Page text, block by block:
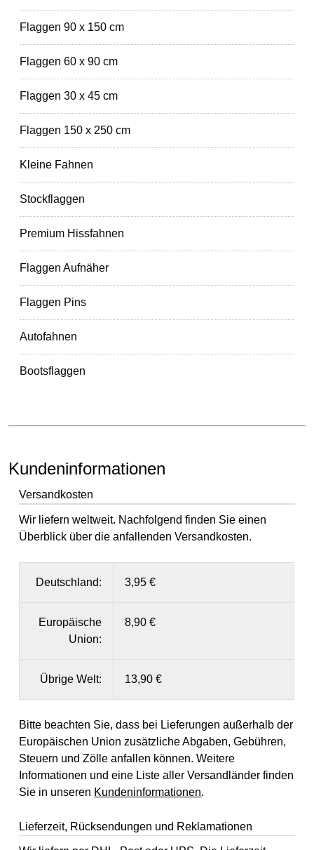
Flaggen 90 x 150 cm
Flaggen 60 x 90 cm
Flaggen 30 x 45 cm
Flaggen 150 x 250 cm
Kleine Fahnen
Stockflaggen
Premium Hissfahnen
Flaggen Aufnäher
Flaggen Pins
Autofahnen
Bootsflaggen
Kundeninformationen
Versandkosten
Wir liefern weltweit. Nachfolgend finden Sie einen
Überblick über die anfallenden Versandkosten.
Deutschland: 3,95 €
Europäische
Union:
8,90 €
Übrige Welt: 13,90 €
Bitte beachten Sie, dass bei Lieferungen außerhalb der
Europäischen Union zusätzliche Abgaben, Gebühren,
Steuern und Zölle anfallen können. Weitere
Informationen und eine Liste aller Versandländer finden
Sie in unseren Kundeninformationen.
Lieferzeit, Rücksendungen und Reklamationen